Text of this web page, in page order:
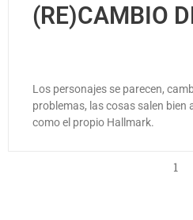
(RE)CAMBIO
Los personajes se parecen,
problemas, las cosas salen bien
como el propio Hallmark.
1